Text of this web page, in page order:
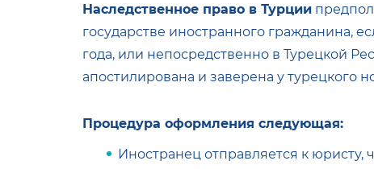
Наследственное право в Турции
государстве иностранного гражданина,
года, или непосредственно в Турецкой
апостилирована и заверена у турецкого
Процедура оформления следующая:
Иностранец отправляется к юристу,